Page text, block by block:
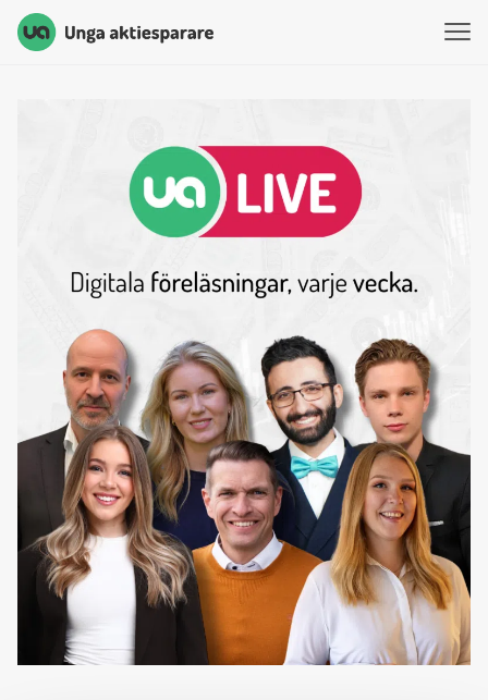
Unga Aktiesparare